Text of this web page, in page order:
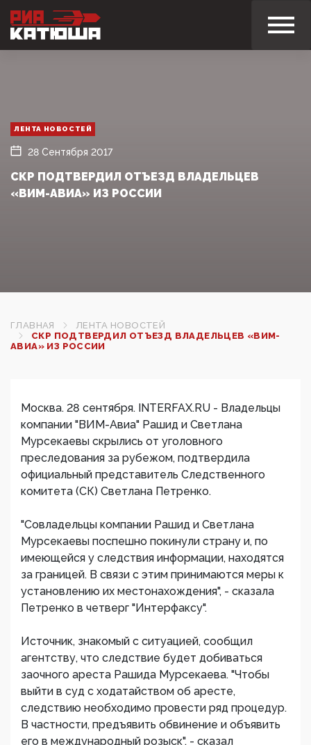
ЛЕНТА НОВОСТЕЙ
28 Сентября 2017
СКР ПОДТВЕРДИЛ ОТЪЕЗД ВЛАДЕЛЬЦЕВ
«ВИМ-АВИА» ИЗ РОССИИ
ГЛАВНАЯ
ЛЕНТА НОВОСТЕЙ
СКР ПОДТВЕРДИЛ ОТЪЕЗД ВЛАДЕЛЬЦЕВ «ВИМ-
АВИА» ИЗ РОССИИ
Москва. 28 сентября. INTERFAX.RU - Владельцы
компании "ВИМ-Авиа" Рашид и Светлана
Мурсекаевы скрылись от уголовного
преследования за рубежом, подтвердила
официальный представитель Следственного
комитета (СК) Светлана Петренко.
"Совладельцы компании Рашид и Светлана
Мурсекаевы поспешно покинули страну и, по
имеющейся у следствия информации, находятся
за границей. В связи с этим принимаются меры к
установлению их местонахождения", - сказала
Петренко в четверг "Интерфаксу".
Источник, знакомый с ситуацией, сообщил
агентству, что следствие будет добиваться
заочного ареста Рашида Мурсекаева. "Чтобы
выйти в суд с ходатайством об аресте,
следствию необходимо провести ряд процедур.
В частности, предъявить обвинение и объявить
его в международный розыск", - сказал